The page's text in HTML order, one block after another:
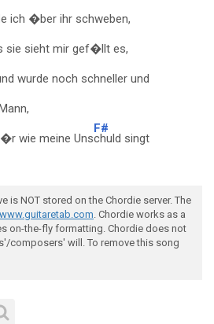
ich �ber ihr schweben,
sie sieht mir gef�llt es,
wurde noch schneller und
wie meine Uns
F#
chuld singt
is NOT stored on the Chordie server. The
www.guitaretab.com. Chordie works as a
on-the-fly formatting. Chordie does not
composers' will. To remove this song